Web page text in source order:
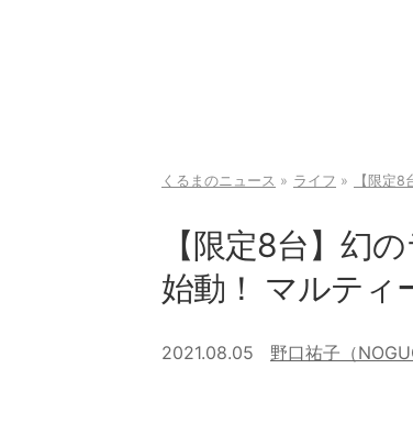
くるまのニュース ライフ 【限定
【限定8台】幻
始動！ マルティ
2021.08.05 野口祐子（